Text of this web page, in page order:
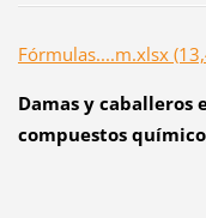
Fórmulas....m.xlsx
Damas y caballeros
compuestos